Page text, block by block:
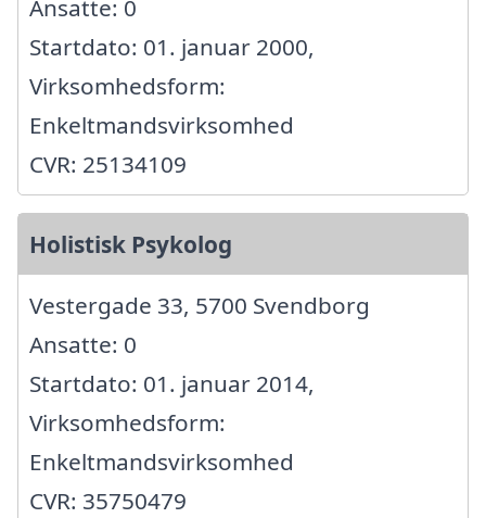
Ansatte: 0
Startdato: 01. januar 2000,
Virksomhedsform:
Enkeltmandsvirksomhed
CVR: 25134109
Holistisk Psykolog
Vestergade 33, 5700 Svendborg
Ansatte: 0
Startdato: 01. januar 2014,
Virksomhedsform:
Enkeltmandsvirksomhed
CVR: 35750479